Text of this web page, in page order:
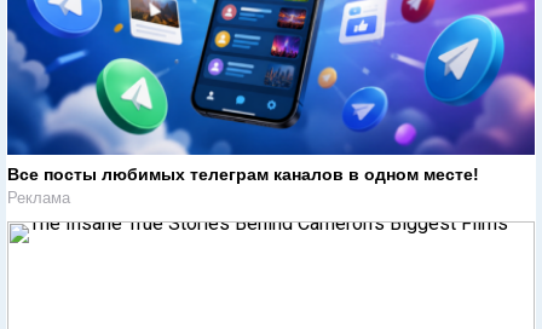
Все посты любимых телеграм каналов в одном месте!
Реклама